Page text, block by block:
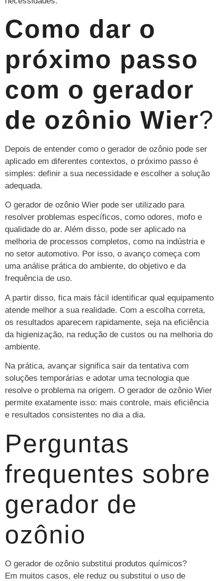
Como dar o
próximo passo
com o gerador
de ozônio Wier?
Depois de entender como o gerador de ozônio pode ser
aplicado em diferentes contextos, o próximo passo é
simples: definir a sua necessidade e escolher a solução
adequada.
O gerador de ozônio Wier pode ser utilizado para
resolver problemas específicos, como odores, mofo e
qualidade do ar. Além disso, pode ser aplicado na
melhoria de processos completos, como na indústria e
no setor automotivo. Por isso, o avanço começa com
uma análise prática do ambiente, do objetivo e da
frequência de uso.
A partir disso, fica mais fácil identificar qual equipamento
atende melhor a sua realidade. Com a escolha correta,
os resultados aparecem rapidamente, seja na eficiência
da higienização, na redução de custos ou na melhoria do
ambiente.
Na prática, avançar significa sair da tentativa com
soluções temporárias e adotar uma tecnologia que
resolve o problema na origem. O gerador de ozônio Wier
permite exatamente isso: mais controle, mais eficiência
e resultados consistentes no dia a dia.
Perguntas
frequentes sobre
gerador de
ozônio
O gerador de ozônio substitui produtos químicos?
Em muitos casos, ele reduz ou substitui o uso de